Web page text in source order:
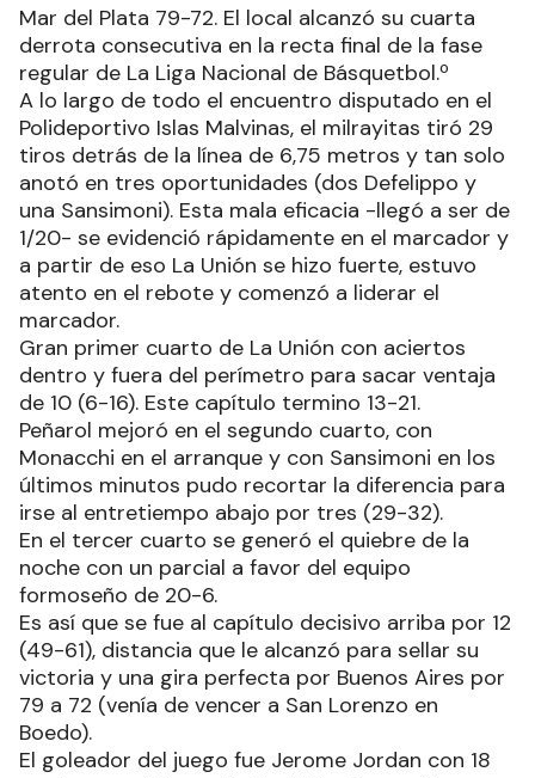
Mar del Plata 79-72. El local alcanzó su cuarta
derrota consecutiva en la recta final de la fase
regular de La Liga Nacional de Básquetbol.º
A lo largo de todo el encuentro disputado en el
Polideportivo Islas Malvinas, el milrayitas tiró 29
tiros detrás de la línea de 6,75 metros y tan solo
anotó en tres oportunidades (dos Defelippo y
una Sansimoni). Esta mala eficacia -llegó a ser de
1/20- se evidenció rápidamente en el marcador y
a partir de eso La Unión se hizo fuerte, estuvo
atento en el rebote y comenzó a liderar el
marcador.
Gran primer cuarto de La Unión con aciertos
dentro y fuera del perímetro para sacar ventaja
de 10 (6-16). Este capítulo termino 13-21.
Peñarol mejoró en el segundo cuarto, con
Monacchi en el arranque y con Sansimoni en los
últimos minutos pudo recortar la diferencia para
irse al entretiempo abajo por tres (29-32).
En el tercer cuarto se generó el quiebre de la
noche con un parcial a favor del equipo
formoseño de 20-6.
Es así que se fue al capítulo decisivo arriba por 12
(49-61), distancia que le alcanzó para sellar su
victoria y una gira perfecta por Buenos Aires por
79 a 72 (venía de vencer a San Lorenzo en
Boedo).
El goleador del juego fue Jerome Jordan con 18